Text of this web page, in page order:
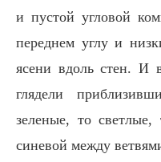
и пустой угловой
переднем углу и
ясени вдоль стен. И
глядели
зеленые, то
синевой между